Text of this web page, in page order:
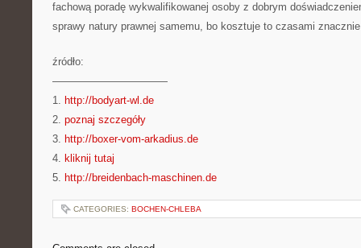
fachową poradę wykwalifikowanej osoby z dobrym
sprawy natury prawnej samemu, bo kosztuje to czasami
źródło:
———————————
1. http://bodyart-wl.de
2. poznaj szczegóły
3. http://boxer-vom-arkadius.de
4. kliknij tutaj
5. http://breidenbach-maschinen.de
CATEGORIES: BOCHEN-CHLEBA